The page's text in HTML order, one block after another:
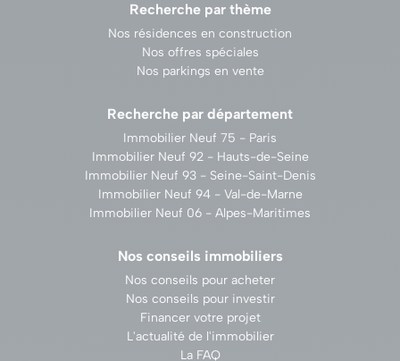
Recherche par thème
Nos résidences en construction
Nos offres spéciales
Nos parkings en vente
Recherche par département
Immobilier Neuf 75 - Paris
Immobilier Neuf 92 - Hauts-de-Seine
Immobilier Neuf 93 - Seine-Saint-Denis
Immobilier Neuf 94 - Val-de-Marne
Immobilier Neuf 06 - Alpes-Maritimes
Nos conseils immobiliers
Nos conseils pour acheter
Nos conseils pour investir
Financer votre projet
L'actualité de l'immobilier
La FAQ